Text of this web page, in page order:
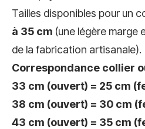
Tailles disponibles pour un
à 35 cm (une légère marge
de la fabrication artisanale).
Correspondance collier
33 cm (ouvert) = 25 cm
38 cm (ouvert) = 30 cm
43 cm (ouvert) = 35 cm